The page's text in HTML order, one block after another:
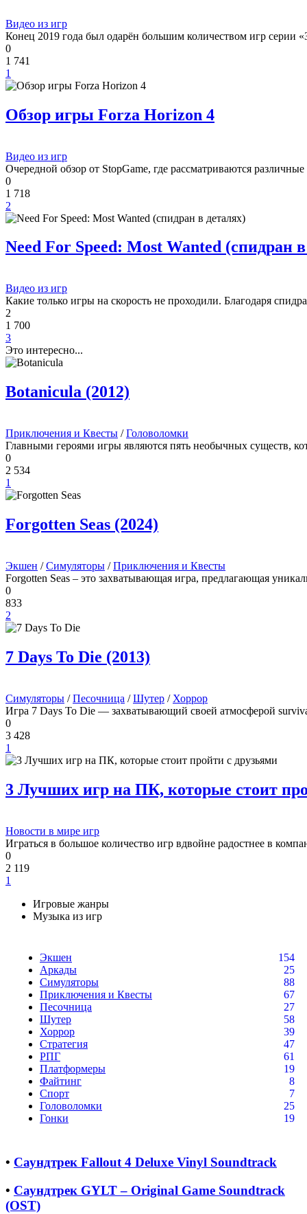
Видео из игр
Конец 2019 года был одарён большим количеством игр серии
0
1 741
1
Обзор игры Forza Horizon 4
Видео из игр
Очередной обзор от StopGame, где рассматриваются
0
1 718
2
Need For Speed: Most Wanted (спидран
Видео из игр
Какие только игры на скорость не проходили. Благодаря
2
1 700
3
Это интересно...
Botanicula (2012)
Приключения и Квесты /Головоломки
Главными героями игры являются пять необычных существ,
0
2 534
1
Forgotten Seas (2024)
Экшен /Симуляторы /Приключения и Квесты
Forgotten Seas – это захватывающая игра, предлагающая
0
833
2
7 Days To Die (2013)
Симуляторы /Песочница /Шутер / Хоррор
Игра 7 Days To Die — захватывающий своей атмосферой
0
3 428
1
3 Лучших игр на ПК, которые стоит
Новости в мире игр
Играться в большое количество игр вдвойне радостнее в
0
2 119
1
Игровые жанры
Музыка из игр
Экшен
154
Аркады
25
Симуляторы
88
Приключения и Квесты
67
Песочница
27
Шутер
58
Хоррор
39
Стратегия
47
РПГ
61
Платформеры
19
Файтинг
8
Спорт
7
Головоломки
25
Гонки
19
• Саундтрек Fallout 4 Deluxe Vinyl Soundtrack
• Саундтрек GYLT – Original Game Soundtrack
(OST)